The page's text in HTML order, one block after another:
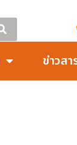
ข่าวส